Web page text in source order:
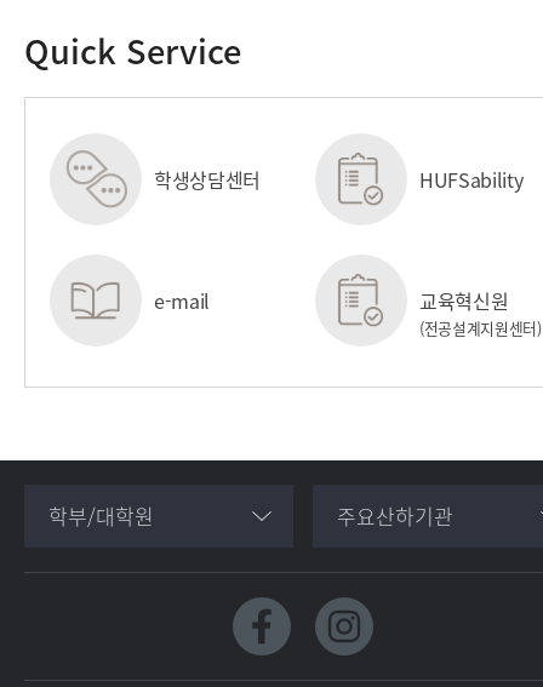
Quick Service
학생상담센터
e-mail
HUFSability
교육혁신원
(전공설계지원센터)
학부/대학원 주요산하기관